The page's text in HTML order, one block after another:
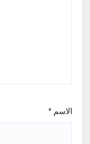
الاسم *